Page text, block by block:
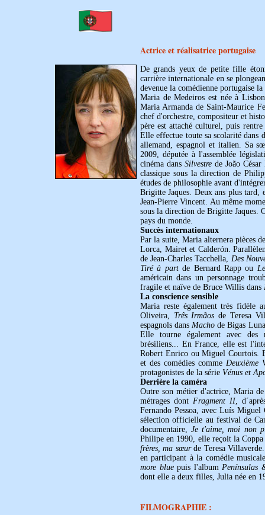
Actrice et réalisatrice portugaise
De grands yeux de petite fille
carrière internationale en se
devenue la comédienne portugaise
Maria de Medeiros est née à
Maria Armanda de Saint-Maurice
chef d'orchestre, compositeur et
père est attaché culturel, puis
Elle effectue toute sa scolarité dans
allemand, espagnol et italien. Sa
2009, députée à l'assemblée
cinéma dans Silvestre de João
classique sous la direction de
études de philosophie avant
Brigitte Jaques. Deux ans plus tard,
Jean-Pierre Vincent. Au même
sous la direction de Brigitte Jaques.
pays du monde.
Succès internationaux
Par la suite, Maria alternera pièces
Lorca, Mairet et Calderón.
de Jean-Charles Tacchella, Des
Tiré à partde Bernard Rapp ou
américain dans un personnage
fragile et naïve de Bruce Willis dans
La conscience sensible
Maria reste également très fidèle
Oliveira, Três Irmãos de Teresa
espagnols dansMacho de Bigas
Elle tourne également avec des
brésiliens... En France, elle est
Robert Enrico ou Miguel Courtois.
et des comédies commeDeuxième
protagonistes de la série Vénus et
Derrière la caméra
Outre son métier d'actrice, Maria
métrages dontFragment II,
Fernando Pessoa, avec Luís
sélection officielle au festival de
documentaire,Je t'aime, moi non
Philipe en 1990, elle reçoit la
frères, ma sœurde Teresa
en participant à la comédie
more bluepuis l'album Penínsulas
dont elle a deux filles, Julia née en
FILMOGRAPHIE :